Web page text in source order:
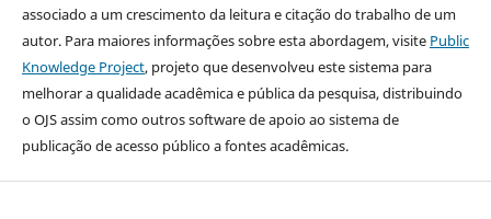
associado a um crescimento da leitura e citação do trabalho de um
autor. Para maiores informações sobre esta abordagem, visite Public
Knowledge Project, projeto que desenvolveu este sistema para
melhorar a qualidade acadêmica e pública da pesquisa, distribuindo
o OJS assim como outros software de apoio ao sistema de
publicação de acesso público a fontes acadêmicas.